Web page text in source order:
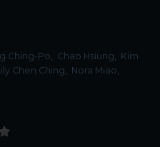
Ching-Po Chao Hsiung
Kim
Chen Ching
Nora Miao